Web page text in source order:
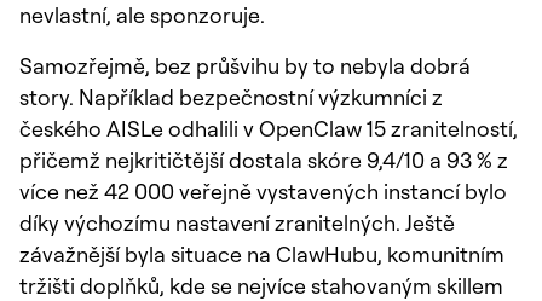
nevlastní, ale sponzoruje.
Samozřejmě, bez průšvihu by to nebyla dobrá
story. Například bezpečnostní výzkumníci z
českého AISLe odhalili v OpenClaw 15 zranitelností,
přičemž nejkritičtější dostala skóre 9,4/10 a 93 % z
více než 42 000 veřejně vystavených instancí bylo
díky výchozímu nastavení zranitelných. Ještě
závažnější byla situace na ClawHubu, komunitním
tržišti doplňků, kde se nejvíce stahovaným skillem